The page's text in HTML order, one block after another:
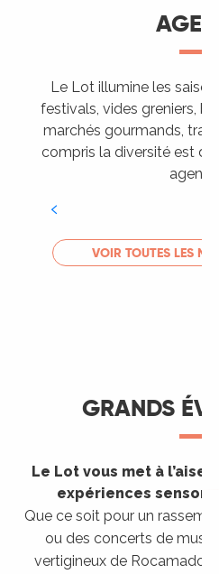
Le Lot illumine les
festivals, vides greniers,
marchés gourmands,
compris la diversité est
LIRE LA
VOIR TOUTES LES
GRANDS
Le Lot vous met à l’aise
expériences
Que ce soit pour un
ou des concerts de
vertigineux de